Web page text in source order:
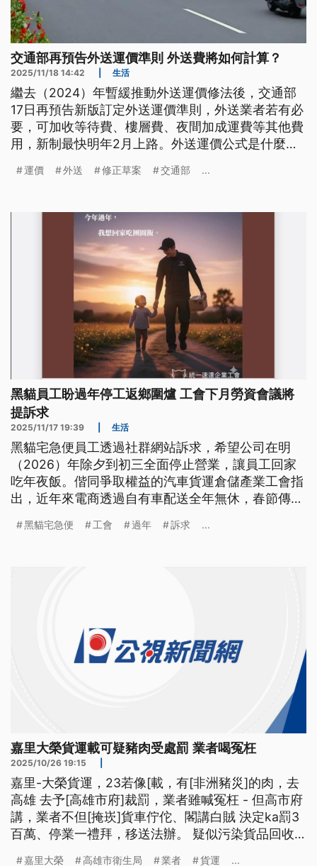
交通部再預告外送運價準則 外送費將如何計算？
2025/11/18 14:42 生活
繼去（2024）年暫緩推動外送運價修法後，交通部
17日再預告新版訂定外送運價準則，外送業者若有必
要，可加收等待費、樓層費、夜間加成運費等其他費
用，新制最快明年2月上路。外送運價公式是什麼？
運價 外送 修正草案 交通部 ...
黑貓員工盼過年停工返鄉圍爐 工會下月勞資會議將
提訴求
2025/11/17 19:39 生活
黑貓宅急便員工透過社群網站訴求，希望公司在明
（2026）年除夕到初三全面停止營業，讓員工回家
吃年夜飯。偕同爭取權益的汽車貨運倉儲產業工會指
出，近年來電商透過自有車配送全年無休，春節傳統
在下個（12）月初，在勞資會議上正式提出此訴求。
黑貓宅急便 工會 過年 訴求 ...
嘉里大榮貨運載可疑豬肉受處罰 業者喝冤枉
2025/10/26 19:15
嘉里-大榮貨運，23若像[載，有[非洲豬災]的肉，去
高雄 去予[高雄市府]裁罰，業者雖喊冤枉 - 但高市府
講，業者不但[掩崁]貨車佇佗、閣講白賊 決定ka罰3
百萬、停業一禮拜，移送法辦。 疑似污染貨品回收
嘉里大榮 高雄市衛生局 業者 貨運 ...